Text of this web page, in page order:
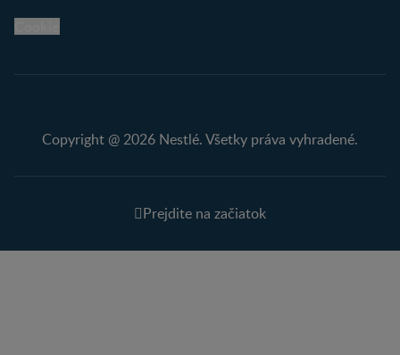
Copyright @ 2026 Nestlé. Všetky práva vyhradené.
Prejdite na začiatok